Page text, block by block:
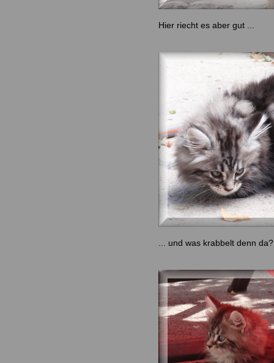
Hier riecht es aber gut ...
... und was krabbelt denn da?